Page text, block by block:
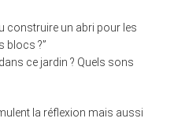
construire un abri pour les
blocs ?”
ce jardin ? Quels sons
la réflexion mais aussi